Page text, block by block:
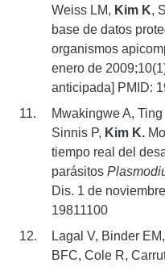
Weiss LM, Kim K,
base de datos
organismos
enero de
anticipada] PMID:
Mwakingwe A,
Sinnis P, Kim K.
tiempo real del
parásitos
Dis. 1 de
19811100
Lagal V, Binder
BFC, Cole R,